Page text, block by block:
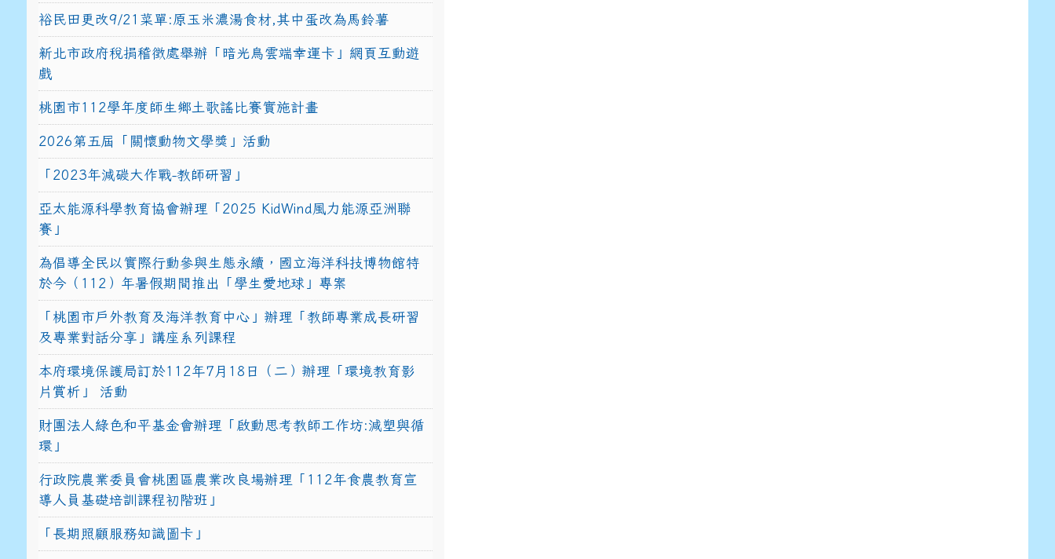
裕民田更改9/21菜單:原玉米濃湯食材,其中蛋改為馬鈴薯
新北市政府稅捐稽徵處舉辦「暗光鳥雲端幸運卡」網頁互動遊
戲
桃園市112學年度師生鄉土歌謠比賽實施計畫
2026第五屆「關懷動物文學獎」活動
「2023年減碳大作戰-教師研習」
亞太能源科學教育協會辦理「2025 KidWind風力能源亞洲聯
賽」
為倡導全民以實際行動參與生態永續，國立海洋科技博物館特
於今（112）年暑假期間推出「學生愛地球」專案
「桃園市戶外教育及海洋教育中心」辦理「教師專業成長研習
及專業對話分享」講座系列課程
本府環境保護局訂於112年7月18日（二）辦理「環境教育影
片賞析」 活動
財團法人綠色和平基金會辦理「啟動思考教師工作坊:減塑與循
環」
行政院農業委員會桃園區農業改良場辦理「112年食農教育宣
導人員基礎培訓課程初階班」
「長期照顧服務知識圖卡」